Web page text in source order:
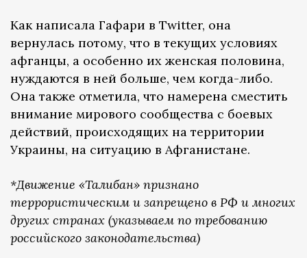
Как написала Гафари в Twitter, она
вернулась потому, что в текущих условиях
афганцы, а особенно их женская половина,
нуждаются в ней больше, чем когда-либо.
Она также отметила, что намерена сместить
внимание мирового сообщества с боевых
действий, происходящих на территории
Украины, на ситуацию в Афганистане.
*Движение «Талибан» признано
террористическим и запрещено в РФ и многих
других странах (указываем по требованию
российского законодательства)